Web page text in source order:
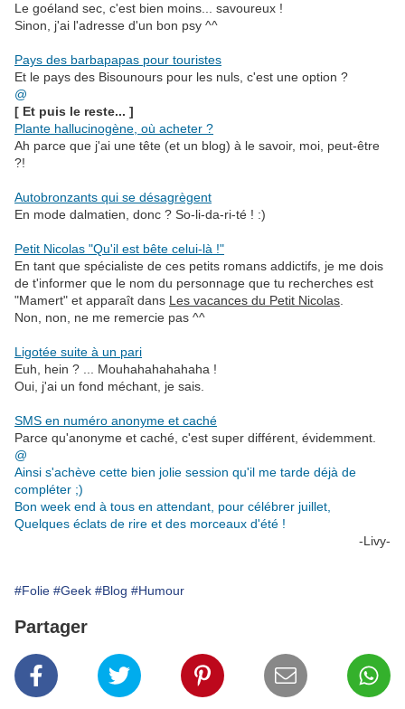
Le goéland sec, c'est bien moins... savoureux !
Sinon, j'ai l'adresse d'un bon psy ^^
Pays des barbapapas pour touristes
Et le pays des Bisounours pour les nuls, c'est une option ?
@
[ Et puis le reste... ]
Plante hallucinogène, où acheter ?
Ah parce que j'ai une tête (et un blog) à le savoir, moi, peut-être
?!
Autobronzants qui se désagrègent
En mode dalmatien, donc ? So-li-da-ri-té ! :)
Petit Nicolas "Qu'il est bête celui-là !"
En tant que spécialiste de ces petits romans addictifs, je me dois
de t'informer que le nom du personnage que tu recherches est
"Mamert" et apparaît dans Les vacances du Petit Nicolas
Non, non, ne me remercie pas ^^
Ligotée suite à un pari
Euh, hein ? ... Mouhahahahahaha !
Oui, j'ai un fond méchant, je sais.
SMS en numéro anonyme et caché
Parce qu'anonyme et caché, c'est super différent, évidemment.
@
Ainsi s'achève cette bien jolie session qu'il me tarde déjà de
compléter ;)
Bon week end à tous en attendant, pour célébrer juillet,
Quelques éclats de rire et des morceaux d'été !
-Livy-
#Folie #Geek #Blog #Humour
Partager